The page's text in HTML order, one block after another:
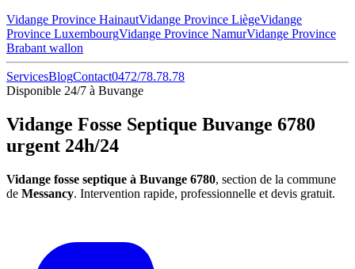
Vidange Province HainautVidange Province LiègeVidange
Province LuxembourgVidange Province NamurVidange Province
Brabant wallon
ServicesBlogContact0472/78.78.78
Disponible 24/7 à Buvange
Vidange Fosse Septique Buvange 6780
urgent 24h/24
Vidange fosse septique à Buvange 6780, section de la commune
de Messancy. Intervention rapide, professionnelle et devis gratuit.